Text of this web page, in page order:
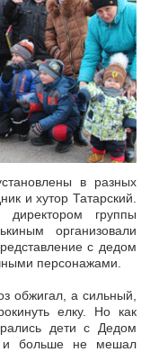
в разных
и хутор Татарский.
директором группы
организовали
с дедом
персонажами.
обжигал, а сильный,
елку. Но как
дети с Дедом
и больше не мешал